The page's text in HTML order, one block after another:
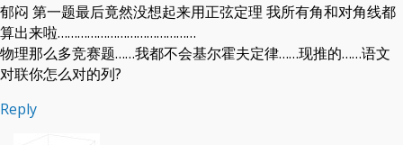
郁闷 第一题最后竟然没想起来用正弦定理 我所有角和对角线都
算出来啦……………………………………
物理那么多竞赛题……我都不会基尔霍夫定律……现推的……语文
对联你怎么对的列?
Reply